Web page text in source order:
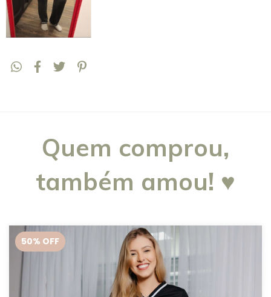
Quem comprou,
também amou! ♥
50% OFF